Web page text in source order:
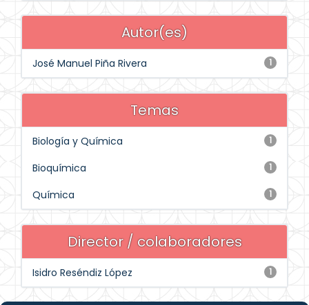
Autor(es)
1
José Manuel Piña Rivera
Temas
1
Biología y Química
1
Bioquímica
1
Química
Director / colaboradores
1
Isidro Reséndiz López